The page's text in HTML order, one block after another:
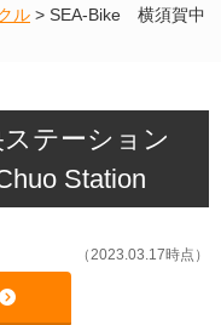
ル > SEA-Bike 横須賀中
テーション
Station
（2023.03.17時点）